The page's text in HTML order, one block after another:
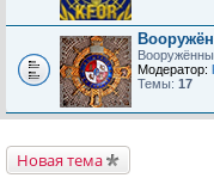
Модератор:
Темы: 17
Новая тема